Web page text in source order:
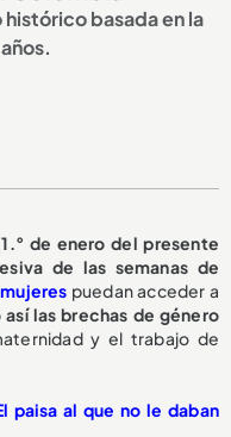
basada en la
de enero del presente
de las semanas de
mujeres puedan acceder a
las brechas de género
y el trabajo de
paisa al que no le daban